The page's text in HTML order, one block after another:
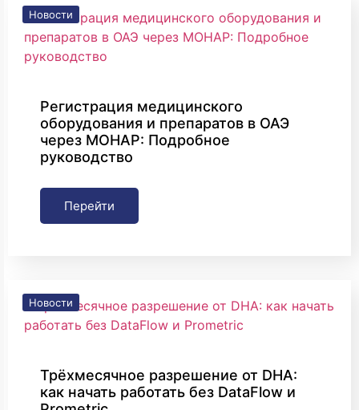
Новости
Регистрация медицинского
оборудования и препаратов в ОАЭ
через MOHAP: Подробное
руководство
Перейти
Новости
Трёхмесячное разрешение от DHA:
как начать работать без DataFlow и